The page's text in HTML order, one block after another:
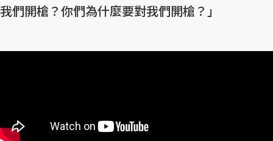
我們開槍？你們為什麼要對我們開槍？」